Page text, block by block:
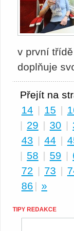
v první
doplňuje
Přejít na
14 | 15 |
| 29 | 30 |
43 | 44 |
| 58 | 59 |
72 | 73 |
86 | »
TIPY REDAKCE